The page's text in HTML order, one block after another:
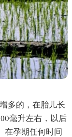
多的，在胎儿长
毫升左右，以后
在孕期任何时间